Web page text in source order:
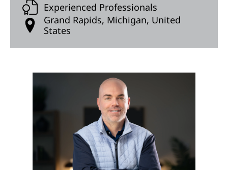
Experienced Professionals
Grand Rapids, Michigan, United
States